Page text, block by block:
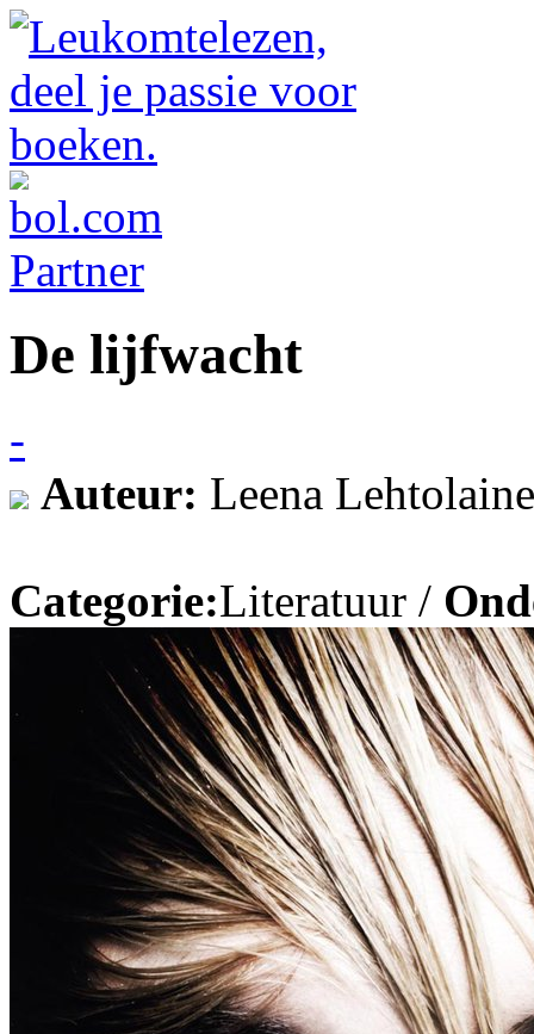
De lijfwacht
-
Auteur: Leena
Categorie:Literatuur /